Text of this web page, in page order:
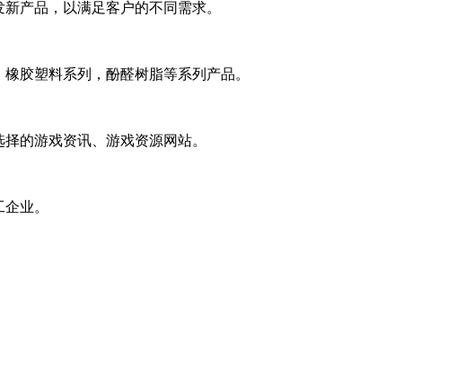
产品，以满足客户的不同需求。
胶塑料系列，酚醛树脂等系列产品。
的游戏资讯、游戏资源网站。
业。